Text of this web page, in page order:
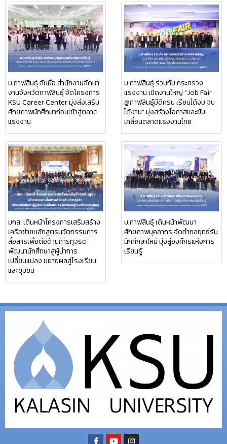
ม.กาฬสินธุ์ จับมือ สำนักงานจัดหา
งานจังหวัดกาฬสินธุ์ จัดโครงการ
KSU Career Center มุ่งส่งเสริม
ศักยภาพนักศึกษาก่อนเข้าสู่ตลาด
แรงงาน
ม.กาฬสินธุ์ ร่วมกับ กระทรวง
แรงงาน เปิดงานใหญ่ “Job Fair
@กาฬสินธุ์มีดีครบ เรียนได้งบ จบ
ได้งาน” มุ่งสร้างโอกาสและขับ
เคลื่อนตลาดแรงงานไทย
มกส. เดินหน้าโครงการเสริมสร้าง
เครือข่ายหลักสูตรนวัตกรรมการ
สื่อสารเพื่อต่อต้านการทุจริต
พัฒนานักศึกษาสู่ผู้นำการ
เปลี่ยนแปลง ขยายผลสู่โรงเรียน
และชุมชน
ม.กาฬสินธุ์ เดินหน้าพัฒนา
ศักยภาพบุคลากร จัดทำกลยุทธ์รับ
นักศึกษาใหม่ มุ่งสู่องค์กรแห่งการ
เรียนรู้